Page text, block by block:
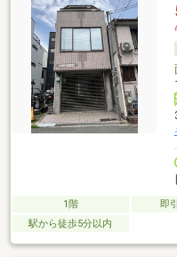
1階 即
駅から徒歩5分以内